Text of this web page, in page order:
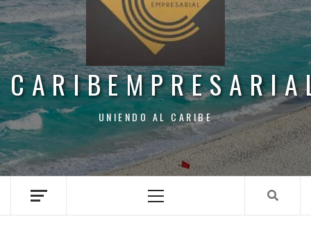
UNIENDO AL CARIBE
Menu